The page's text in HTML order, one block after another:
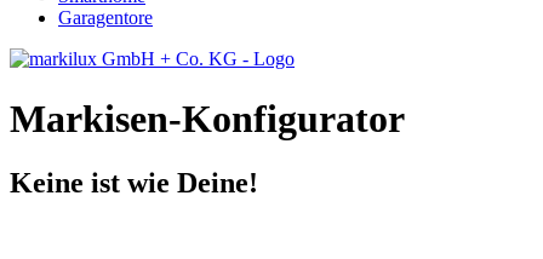
Garagentore
Markisen-Konfigurator
Keine ist wie Deine!